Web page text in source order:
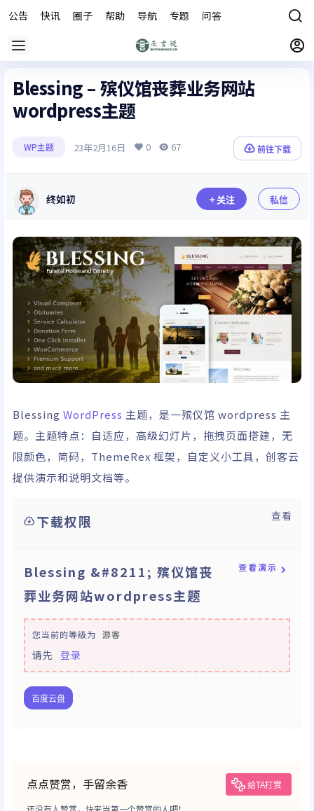
公告 快讯 圈子 帮助 导航 专题 问答
Blessing – 殡仪馆丧葬业务网站
wordpress主题
WP主题 23年2月16日 0 67 前往下载
终如初 关注 私信
Blessing WordPress 主题，是一殡仪馆 wordpress 主
题。主题特点：自适应，高级幻灯片，拖拽页面搭建，无
限颜色，简码，ThemeRex 框架，自定义小工具，创客云
提供演示和说明文档等。
下载权限 查看
Blessing &#8211; 殡仪馆丧
葬业务网站wordpress主题
查看演示
您当前的等级为 游客
请先 登录
百度云盘
点点赞赏，手留余香 给TA打赏
还没有人赞赏，快来当第一个赞赏的人吧！